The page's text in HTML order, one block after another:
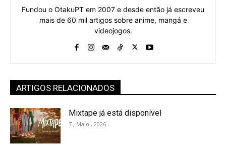
Fundou o OtakuPT em 2007 e desde então já escreveu
mais de 60 mil artigos sobre anime, mangá e
videojogos.
ARTIGOS RELACIONADOS
Mixtape já está disponível
7 , Maio , 2026